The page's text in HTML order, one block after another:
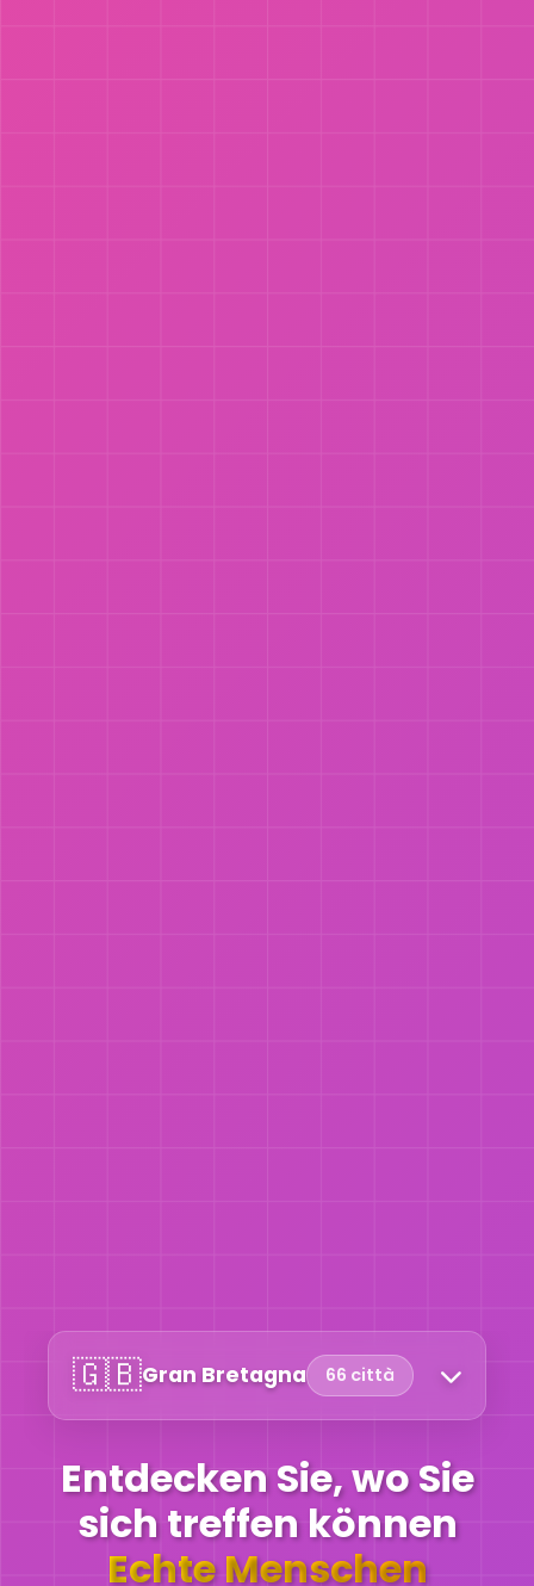
🇬🇧Gran Bretagna 66 città
Entdecken Sie, wo Sie
sich treffen können
Echte Menschen